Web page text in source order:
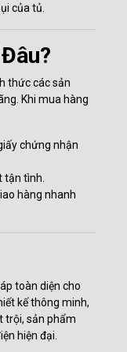
của tủ.
thức các sản
Khi mua hàng
chứng nhận
tận tình.
hàng nhanh
toàn diện cho
kế thông minh,
trội, sản phẩm
hiện đại.